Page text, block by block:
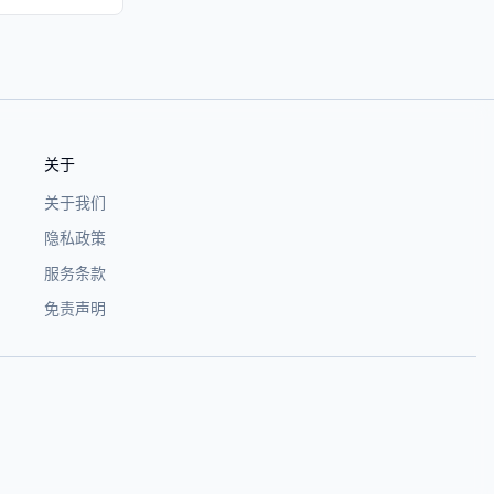
关于
关于我们
隐私政策
服务条款
免责声明